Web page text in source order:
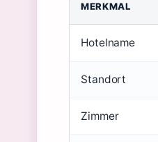
MERKMAL
Hotelname
Standort
Zimmer